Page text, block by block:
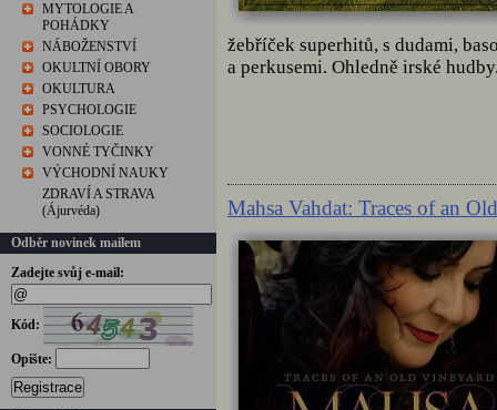
MYTOLOGIE A
POHÁDKY
NÁBOŽENSTVÍ
OKULTNÍ OBORY
OKULTURA
PSYCHOLOGIE
SOCIOLOGIE
VONNÉ TYČINKY
VÝCHODNÍ NAUKY
ZDRAVÍ A STRAVA
(Ájurvéda)
Odběr novinek mailem
Zadejte svůj e-mail:
Kód:
Opište:
Registrace
žebříček superhitů, s dudami,
a perkusemi. Ohledně irské
Mahsa Vahdat: Traces of an